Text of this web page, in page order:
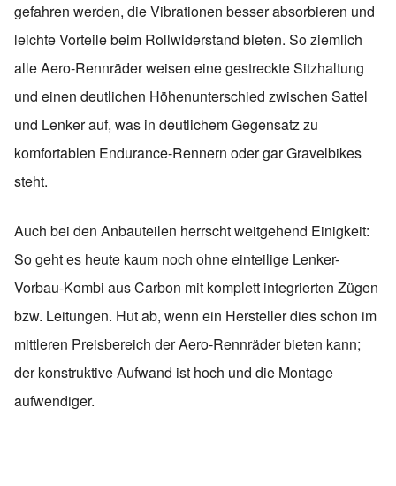
gefahren werden, die Vibrationen besser absorbieren und
leichte Vorteile beim Rollwiderstand bieten. So ziemlich
alle Aero-Rennräder weisen eine gestreckte Sitzhaltung
und einen deutlichen Höhenunterschied zwischen Sattel
und Lenker auf, was in deutlichem Gegensatz zu
komfortablen Endurance-Rennern oder gar Gravelbikes
steht.
Auch bei den Anbauteilen herrscht weitgehend Einigkeit:
So geht es heute kaum noch ohne einteilige Lenker-
Vorbau-Kombi aus Carbon mit komplett integrierten Zügen
bzw. Leitungen. Hut ab, wenn ein Hersteller dies schon im
mittleren Preisbereich der Aero-Rennräder bieten kann;
der konstruktive Aufwand ist hoch und die Montage
aufwendiger.